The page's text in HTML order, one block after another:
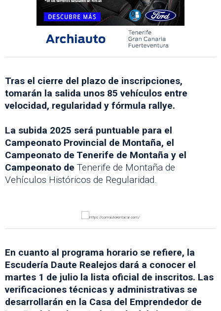
Tras el cierre del plazo de inscripciones,
tomarán la salida unos 85 vehículos entre
velocidad, regularidad y fórmula rallye.
La subida 2025 será puntuable para el
Campeonato Provincial de Montaña, el
Campeonato de Tenerife de Montaña y el
Campeonato de Tenerife de Montaña de
Vehículos Históricos de Regularidad.
En cuanto al programa horario se refiere, la
Escudería Daute Realejos dará a conocer el
martes 1 de julio la lista oficial de inscritos. Las
verificaciones técnicas y administrativas se
desarrollarán en la Casa del Emprendedor de